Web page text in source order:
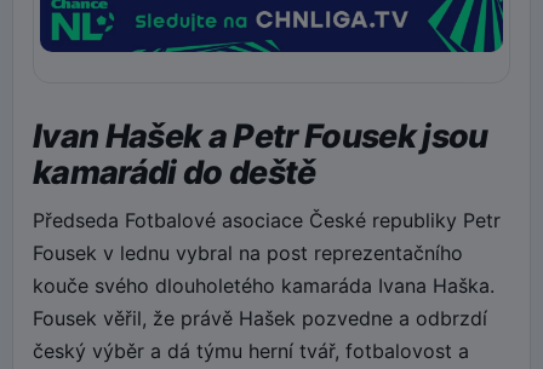
Ivan Hašek a Petr Fousek jsou
kamarádi do deště
Předseda Fotbalové asociace České republiky Petr
Fousek v lednu vybral na post reprezentačního
kouče svého dlouholetého kamaráda Ivana Haška.
Fousek věřil, že právě Hašek pozvedne a odbrzdí
český výběr a dá týmu herní tvář, fotbalovost a